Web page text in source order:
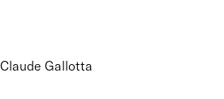
Gallotta